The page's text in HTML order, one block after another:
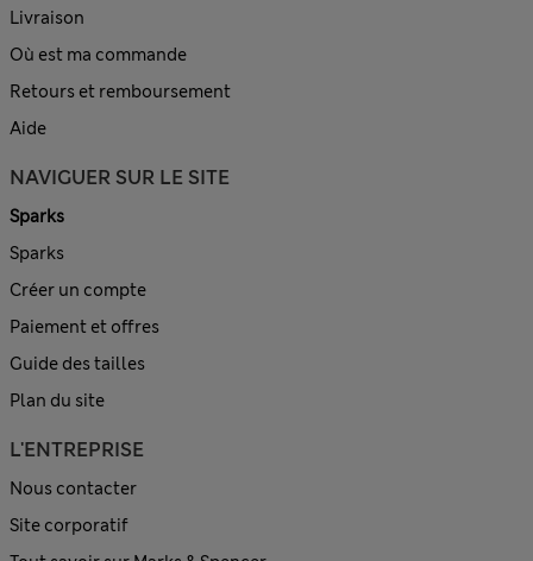
Livraison
Où est ma commande
Retours et remboursement
Aide
NAVIGUER SUR LE SITE
Sparks
Sparks
Créer un compte
Paiement et offres
Guide des tailles
Plan du site
L'ENTREPRISE
Nous contacter
Site corporatif